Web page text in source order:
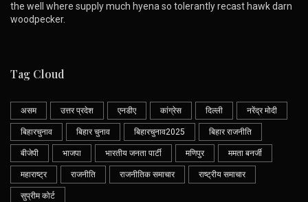
the well where supply much hyena so tolerantly recast hawk darn
woodpecker.
Tag Cloud
असम उत्तर प्रदेश एनडीए कांग्रेस दिल्ली नरेंद्र मोदी
बिहारचुनाव बिहार चुनाव बिहारचुनाव2025 बिहार राजनीति
बीजेपी भाजपा भारतीय जनता पार्टी मणिपुर ममता बनर्जी
महाराष्ट्र राजनीति राजनीतिक समाचार राष्ट्रीय समाचार
सुप्रीम कोर्ट